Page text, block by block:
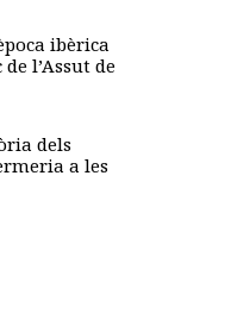
ibèrica
l’Assut de
dels
a les